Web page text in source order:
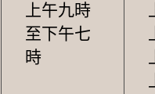
上午九時
至下午七
時